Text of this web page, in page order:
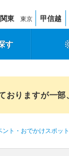
関東 東京 甲信越
す
おりますが一
ト・おでかけスポット